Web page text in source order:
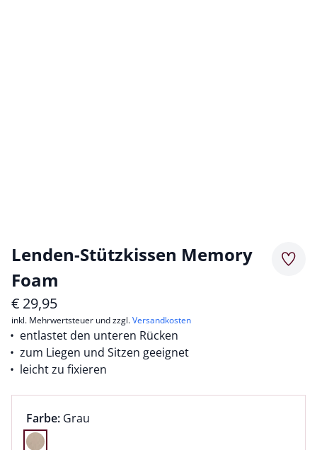
Lenden-Stützkissen Memory
Foam
€ 29,95
inkl. Mehrwertsteuer und zzgl.Versandkosten
entlastet den unteren Rücken
zum Liegen und Sitzen geeignet
leicht zu fixieren
Farbauswahl:
Farbe: aktuell ausgewählt:
Grau
Farbe Grau ausgewählt